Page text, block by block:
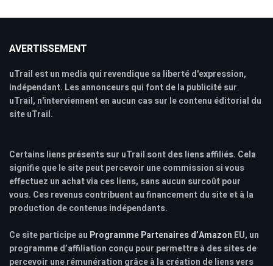
AVERTISSEMENT
uTrail est un media qui revendique sa liberté d'expression,
indépendant. Les annonceurs qui font de la publicité sur
uTrail, n'interviennent en aucun cas sur le contenu éditorial du
site uTrail.
Certains liens présents sur uTrail sont des liens affiliés. Cela
signifie que le site peut percevoir une commission si vous
effectuez un achat via ces liens, sans aucun surcoût pour
vous. Ces revenus contribuent au financement du site et à la
production de contenus indépendants.
Ce site participe au Programme Partenaires d’Amazon EU, un
programme d’affiliation conçu pour permettre à des sites de
percevoir une rémunération grâce à la création de liens vers